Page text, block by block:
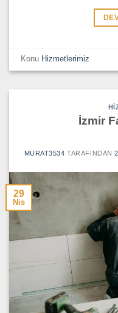
Konu Hizmetlerimiz
İzmir
MURAT3534 TARAFINDAN
29
Nis